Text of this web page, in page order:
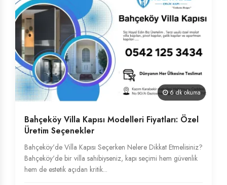
6 dk okuma
Bahçeköy Villa Kapısı Modelleri Fiyatları: Özel
Üretim Seçenekler
Bahçeköy'de Villa Kapısı Seçerken Nelere Dikkat Etmelisiniz?
Bahçeköy'de bir villa sahibiyseniz, kapı seçimi hem güvenlik
hem de estetik açıdan kritik...